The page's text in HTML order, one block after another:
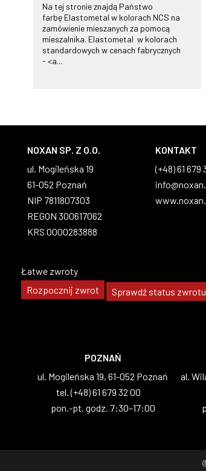
Na tej stronie znajdą Państwo
farbę Elastometal w kolorach NCS na
zamówienie mieszanych za pomocą
mieszalnika. Elastometal w kolorach
standardowych w cenach fabrycznych
- <a...
NOXAN SP. Z O.O.
ul. Mogileńska 19
61-052 Poznań
NIP 7811807303
REGON 300617062
KRS 0000283888
KONTAKT
(+48) 61 679
Łatwe zwroty
Rozpocznij zwrot
Sprawdź status zwrotu
POZNAŃ
ul. Mogileńska 19, 61-052 Poznań
tel. (+48) 61 679 32 00
pon.-pt. godz. 7:30–17:00
al.